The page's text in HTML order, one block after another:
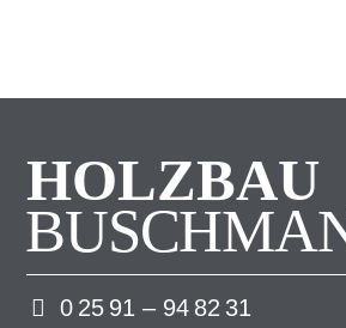
HOLZBAU
0 25 91 – 94 82 31